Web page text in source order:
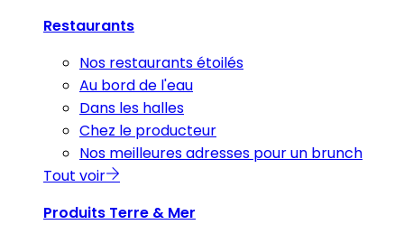
Restaurants
Nos restaurants étoilés
Au bord de l'eau
Dans les halles
Chez le producteur
Nos meilleures adresses pour un brunch
Tout voir
Produits Terre & Mer